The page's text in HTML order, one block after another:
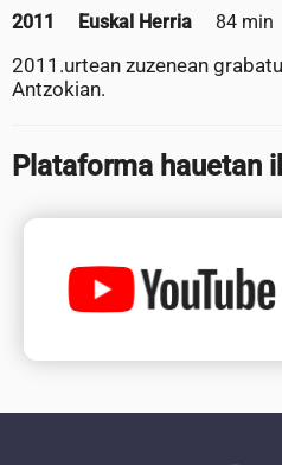
2011 Euskal Herria 84 min
2011.urtean zuzenean
Antzokian.
Plataforma hauetan